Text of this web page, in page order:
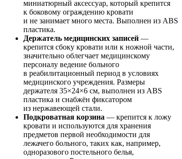
миниатюрный аксессуар, который крепится
к боковому ограждению кровати
и не занимает много места. Выполнен из ABS
пластика.
Держатель медицинских записей —
крепится сбоку кровати или к ножной части,
значительно облегчает медицинскому
персоналу ведение больного
в реабилитационный период в условиях
медицинского учреждения. Размеры
держателя 35×24×6 см, выполнен из ABS
пластика и снабжён фиксатором
из нержавеющей стали.
Подкроватная корзина — крепится к ложу
кровати и используются для хранения
предметов первой необходимости для
лежачего больного, таких как, например,
одноразового постельного белья,